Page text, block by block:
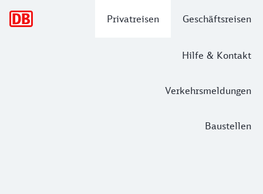
Privatreisen Geschäftsreisen
Hilfe & Kontakt
Verkehrsmeldungen
Baustellen